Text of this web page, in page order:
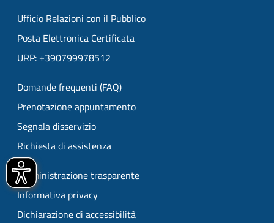
Ufficio Relazioni con il Pubblico
Posta Elettronica Certificata
URP: +390799978512
Domande frequenti (FAQ)
Prenotazione appuntamento
Segnala disservizio
Richiesta di assistenza
Amministrazione trasparente
Informativa privacy
Dichiarazione di accessibilità